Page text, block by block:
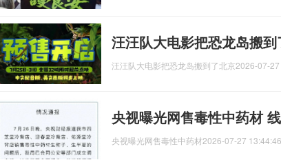
汪汪队大电影把恐龙岛搬
汪汪队大电影把恐龙岛搬到了北京2026-07-27
央视曝光网售毒性中药材
央视曝光网售毒性中药材2026-07-27 13:44:46